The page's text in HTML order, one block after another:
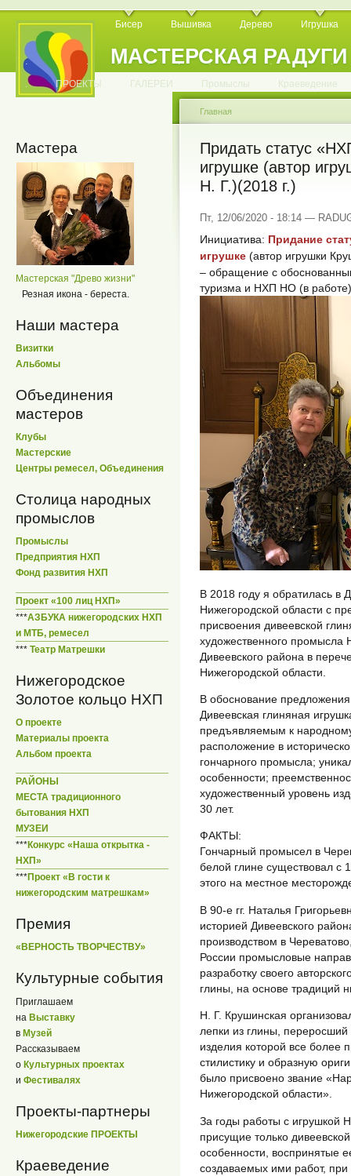
МАСТЕРСКАЯ РАДУГИ
Бисер Вышивка Дерево Игрушка
. . . . . . . . . . .
. ПРОЕКТЫ ГАЛЕРЕИ Промыслы Краеведение
Мастера
Мастерская "Древо жизни"
Резная икона - береста.
Наши мастера
Визитки
Альбомы
Объединения
мастеров
Клубы
Мастерские
Центры ремесел, Объединения
Столица народных
промыслов
Промыслы
Предприятия НХП
Фонд развития НХП
Проект «100 лиц НХП»
***АЗБУКА нижегородских НХП
и МТБ, ремесел
*** Театр Матрешки
Нижегородское
Золотое кольцо НХП
О проекте
Материалы проекта
Альбом проекта
РАЙОНЫ
МЕСТА традиционного
бытования НХП
МУЗЕИ
***Конкурс «Наша открытка -
НХП»
***Проект «В гости к
нижегородским матрешкам»
Премия
«ВЕРНОСТЬ ТВОРЧЕСТВУ»
Культурные события
Приглашаем
на Выставку
в Музей
Рассказываем
о Культурных проектах
и Фестивалях
Проекты-партнеры
Нижегородские ПРОЕКТЫ
Краеведение
Главная
Придать статус
игрушке (автор
Н. Г.)(2018 г.)
Пт, 12/06/2020 - 18:14 —
Инициатива: Придание
игрушке (автор игрушки
– обращение с
туризма и НХП НО (в работе)
В 2018 году я обратилась в
Нижегородской области с
присвоения дивеевской
художественного промысла
Дивеевского района в
Нижегородской области.
В обоснование
Дивеевская глиняная
предъявляемым к
расположение в
гончарного промысла;
особенности;
художественный уровень
30 лет.
ФАКТЫ:
Гончарный промысел в
белой глине существовал с
этого на местное
В 90-е гг. Наталья
историей Дивеевского
производством в
России промысловые
разработку своего
глины, на основе традиций
Н. Г. Крушинская
лепки из глины,
изделия которой все более
стилистику и образную
было присвоено звание
Нижегородской области».
За годы работы с игрушкой
присущие только
особенности, воспринятые
создаваемых ими работ,